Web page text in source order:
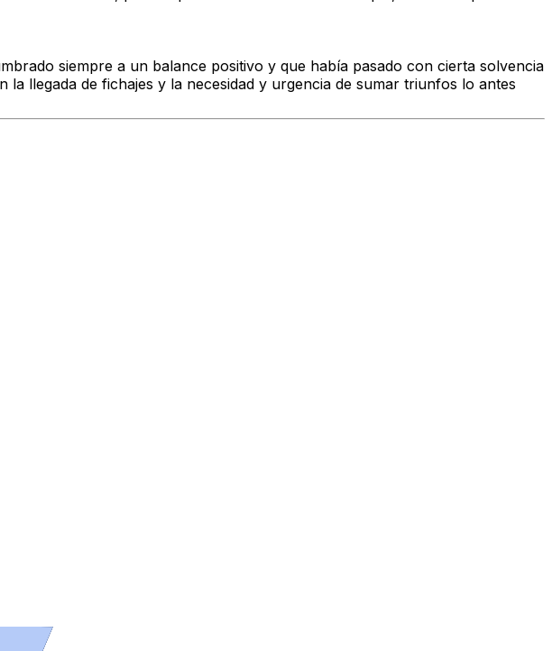
siempre a un balance positivo y que había pasado con cierta solvencia
llegada de fichajes y la necesidad y urgencia de sumar triunfos lo antes